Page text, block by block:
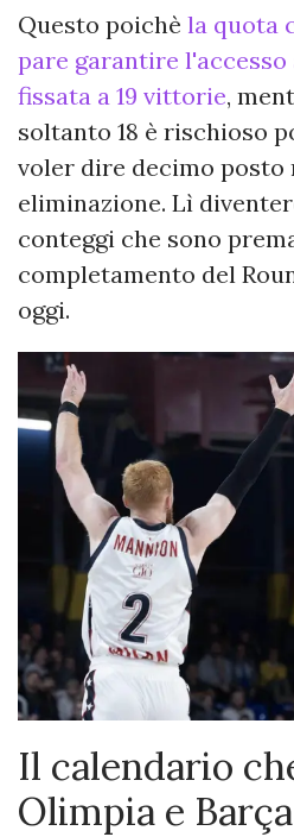
Questo poichè la quota
pare garantire l'accesso
fissata a 19 vittorie,
soltanto 18 è rischioso
voler dire decimo posto
eliminazione. Lì
conteggi che sono
completamento del
oggi.
Il calendario
Olimpia e Barça